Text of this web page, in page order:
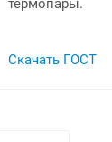
термопары.
Скачать ГОСТ